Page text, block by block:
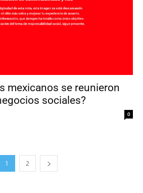
mexicanos se reunieron
sociales?
0
1 2